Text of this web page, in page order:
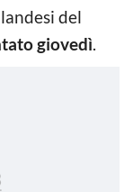
del
giovedì.